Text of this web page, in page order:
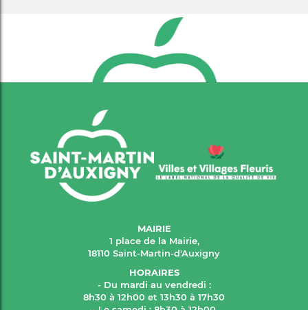
MAIRIE
1 place de la Mairie,
18110 Saint-Martin-d'Auxigny
HORAIRES
- Du mardi au vendredi :
8h30 à 12h00 et 13h30 à 17h30